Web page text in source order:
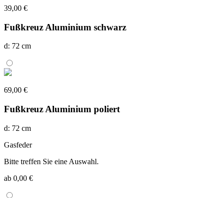
39,00 €
Fußkreuz Aluminium schwarz
d: 72 cm
69,00 €
Fußkreuz Aluminium poliert
d: 72 cm
Gasfeder
Bitte treffen Sie eine Auswahl.
ab 0,00 €